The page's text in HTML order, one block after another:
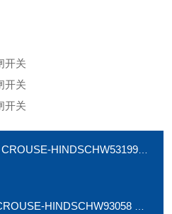
HINDSCHW53199A 防爆传送带开关
HINDSCHW93058 防爆传送带跳闸开关